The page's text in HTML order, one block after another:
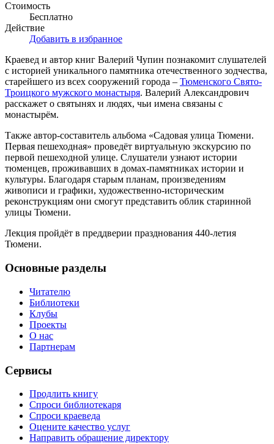
Стоимость
Бесплатно
Действие
Добавить в избранное
Краевед и автор книг Валерий Чупин познакомит слушателей
с историей уникального памятника отечественного зодчества,
старейшего из всех сооружений города – Тюменского Свято-
Троицкого мужского монастыря. Валерий Александрович
расскажет о святынях и людях, чьи имена связаны с
монастырём.
Также автор-составитель альбома «Садовая улица Тюмени.
Первая пешеходная» проведёт виртуальную экскурсию по
первой пешеходной улице. Слушатели узнают истории
тюменцев, проживавших в домах-памятниках истории и
культуры. Благодаря старым планам, произведениям
живописи и графики, художественно-историческим
реконструкциям они смогут представить облик старинной
улицы Тюмени.
Лекция пройдёт в преддверии празднования 440-летия
Тюмени.
Основные разделы
Читателю
Библиотеки
Клубы
Проекты
О нас
Партнерам
Сервисы
Продлить книгу
Спроси библиотекаря
Спроси краеведа
Оцените качество услуг
Направить обращение директору